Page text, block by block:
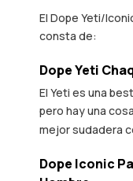
El Dope Yeti/
consta de:
Dope Yeti
El Yeti es una
pero hay una
mejor sudadera
Dope Iconic